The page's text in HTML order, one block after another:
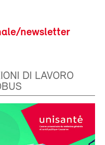
newsletter
DI LAVORO